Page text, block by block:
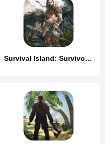
Survival Island: Survivor EVO